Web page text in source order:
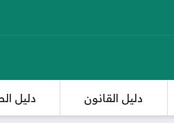
دليل القانون دليل